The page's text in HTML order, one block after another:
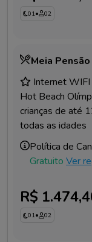
01• 02
Meia Pensão
Internet
Hot Beach
crianças de até
todas as idades
Política de
Gratuito Ver
R$
01• 02